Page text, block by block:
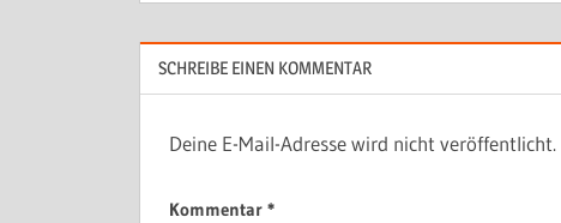
SCHREIBE EINEN KOMMENTAR
Deine E-Mail-Adresse wird nicht veröffentlicht.
Kommentar *